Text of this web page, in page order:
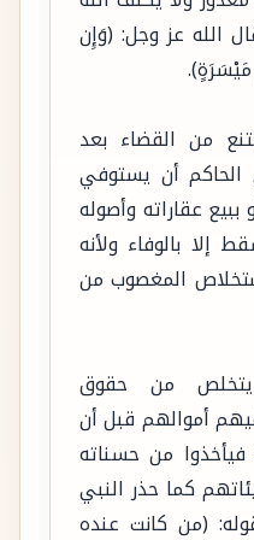
الله عز وجل: (وَإِن
من القضاء بعد
الحاكم أن يستوفي
عقاراته وأصوله
إلا بالوفاء ولأنه
المغصوب من
من حقوق
أموالهم قبل أن
فيأخذوا من حسناته
كما حذر النبي
(من كانت عنده